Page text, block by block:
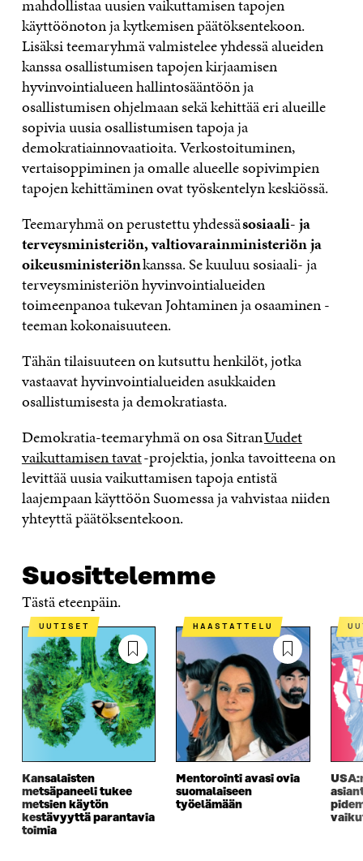
S
S
A
V
A
T
U
U
U
U
E
S
A
K
K
U
S
S
A
S
Ä
A
V
A
U
U
U
U
D
S
A
I
K
K
U
N
S
A
S
S
A
V
A
T
U
U
U
E
S
A
I
K
K
U
S
S
A
I
L
A
A
V
U
T
U
U
U
D
E
S
S
A
I
K
A
S
S
A
K
E
L
N
L
I
K
K
mahdollistaa uusien vaikuttamisen tapojen
käyttöönoton ja kytkemisen päätöksentekoon.
Lisäksi teemaryhmä valmistelee yhdessä alueiden
kanssa osallistumisen tapojen kirjaamisen
hyvinvointialueen hallintosääntöön ja
osallistumisen ohjelmaan sekä kehittää eri alueille
sopivia uusia osallistumisen tapoja ja
demokratiainnovaatioita. Verkostoituminen,
vertaisoppiminen ja omalle alueelle sopivimpien
tapojen kehittäminen ovat työskentelyn keskiössä.
Teemaryhmä on perustettu yhdessäsosiaali- ja
terveysministeriön, valtiovarainministeriön ja
oikeusministeriönkanssa. Se kuuluu sosiaali- ja
terveysministeriön hyvinvointialueiden
toimeenpanoa tukevan Johtaminen ja osaaminen -
teeman kokonaisuuteen.
Tähän tilaisuuteen on kutsuttu henkilöt, jotka
vastaavat hyvinvointialueiden asukkaiden
osallistumisesta ja demokratiasta.
Demokratia-teemaryhmä on osa SitranUudet
vaikuttamisen tavat-projektia, jonka tavoitteena on
levittää uusia vaikuttamisen tapoja entistä
laajempaan käyttöön Suomessa ja vahvistaa niiden
yhteyttä päätöksentekoon.
Suosittelemme
Tästä eteenpäin.
UUTISET
Kansalaisten
metsäpaneeli tukee
metsien käytön
kestävyyttä parantavia
toimia
HAASTATTELU
Mentorointi avasi ovia
suomalaiseen
työelämään